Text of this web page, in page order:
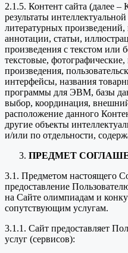
2.1.5. Контент сайта (далее –
результаты
литературных
аннотации, статьи,
произведения с текстом или
текстовые,
произведения,
интерфейсы, названия
программы для ЭВМ, базы
выбор, координация,
расположение данного
другие объекты
и/или по отдельности,
ПРЕДМЕТ
3.1. Предметом настоящего
предоставление
на Сайте олимпиадам и
сопутствующим услугам.
3.1.1. Сайт предоставляет
услуг (сервисов):